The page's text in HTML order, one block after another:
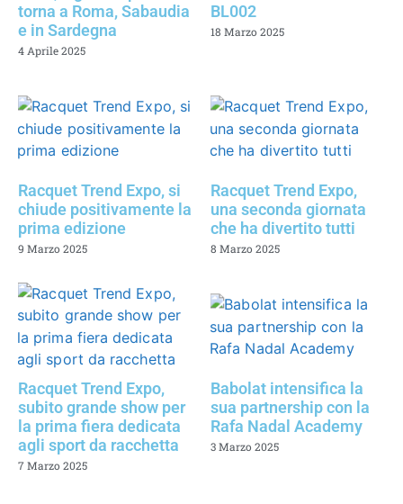
torna a Roma, Sabaudia
e in Sardegna
4 Aprile 2025
BL002
18 Marzo 2025
Racquet Trend Expo, si
chiude positivamente la
prima edizione
9 Marzo 2025
Racquet Trend Expo,
una seconda giornata
che ha divertito tutti
8 Marzo 2025
Racquet Trend Expo,
subito grande show per
la prima fiera dedicata
agli sport da racchetta
7 Marzo 2025
Babolat intensifica la
sua partnership con la
Rafa Nadal Academy
3 Marzo 2025